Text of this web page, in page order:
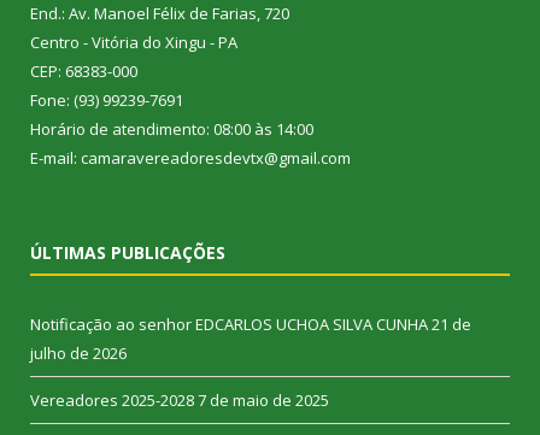
End.: Av. Manoel Félix de Farias, 720
Centro - Vitória do Xingu - PA
CEP: 68383-000
Fone: (93) 99239-7691
Horário de atendimento: 08:00 às 14:00
E-mail: camaravereadoresdevtx@gmail.com
ÚLTIMAS PUBLICAÇÕES
Notificação ao senhor EDCARLOS UCHOA SILVA CUNHA21 de
julho de 2026
Vereadores 2025-20287 de maio de 2025